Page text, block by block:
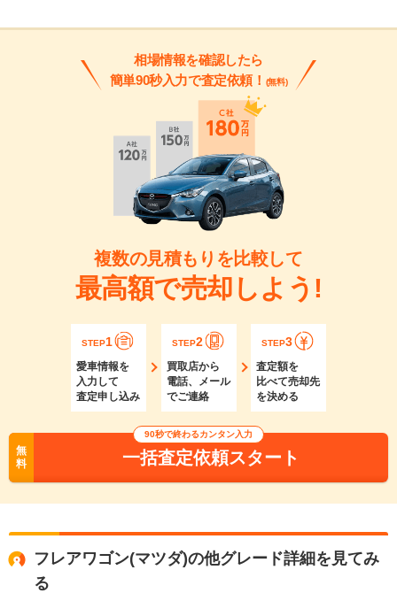
相場情報を確認したら
簡単90秒入力で査定依頼！ (無料)
複数の見積もりを比較して
最高額で売却しよう!
STEP1
愛車情報を
入力して
査定申し込み
STEP2
買取店から
電話、メール
でご連絡
STEP3
査定額を
比べて売却先
を決める
無
料
90秒で終わるカンタン入力
一括査定依頼スタート
フレアワゴン(マツダ)の他グレード詳細を見てみ
る